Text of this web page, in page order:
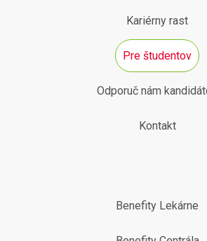
Kariérny rast
Pre študentov
Odporuč nám
Kontakt
Benefity Lekárne